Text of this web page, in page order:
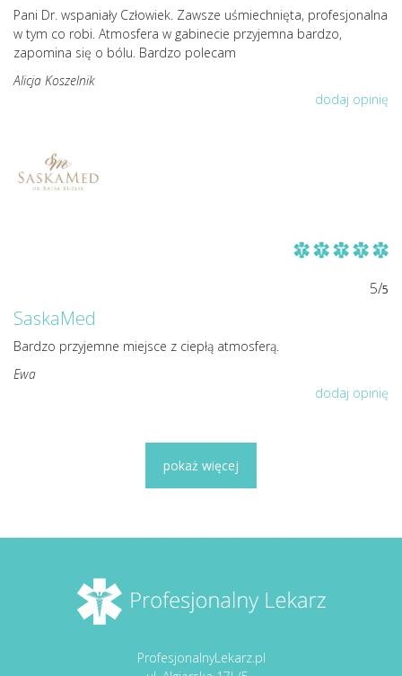
Pani Dr. wspaniały Człowiek. Zawsze uśmiechnięta, profesjonalna
w tym co robi. Atmosfera w gabinecie przyjemna bardzo,
zapomina się o bólu. Bardzo polecam
Alicja Koszelnik
dodaj opinię
5/5
SaskaMed
Bardzo przyjemne miejsce z ciepłą atmosferą.
Ewa
dodaj opinię
pokaż więcej
ProfesjonalnyLekarz.pl